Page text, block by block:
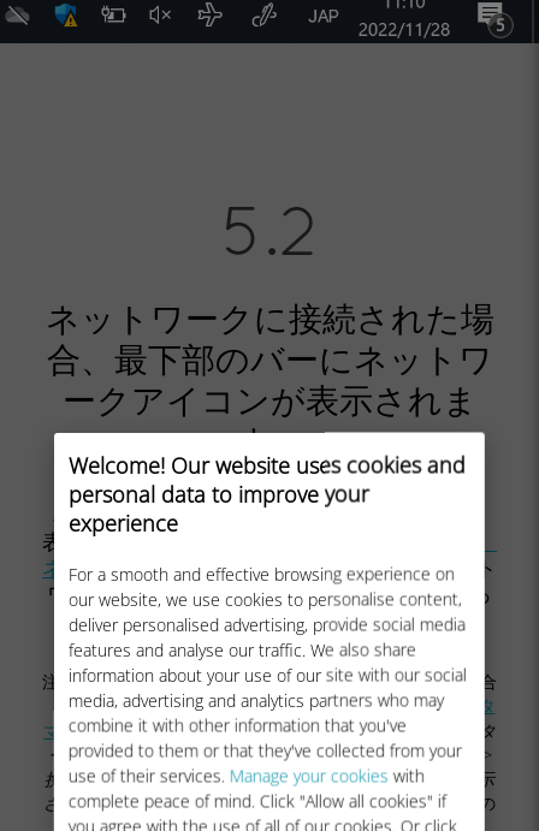
Welcome! Our website uses cookies and
personal data to improve your
experience
For a smooth and effective browsing experience on
our website, we use cookies to personalise content,
deliver personalised advertising, provide social media
features and analyse our traffic. We also share
information about your use of our site with our social
media, advertising and analytics partners who may
combine it with other information that you've
provided to them or that they've collected from your
use of their services. Manage your cookies with
complete peace of mind. Click "Allow all cookies" if
you agree with the use of all of our cookies. Or click
ネットワークに接続された場
合、最下部のバーにネットワ
ークアイコンが表示されま
す。
ネットワークが表示されない（もしくは¤¤と
表示されている）場合、
ネットワークを手動でご選択ください。ネット
ワークに1本、またはすべてのアンテナが立っ
ている場合、次の手順に進んでください
注意：手動での選択後もアンテナマークが表示されない場合
（もしくは未だ
が表示されている場合）、弊社のカスタ
マーサポートまでお客様のeSIMプロファイルのICCID
（スタ
ート > 設定 > ネットワークとインターネット > 携帯電話 >
携帯電話会社の設定 > プロパティの下部にSIM ICCIDが表示
されます。（ICCIDは8988から始まります。））をご記入の